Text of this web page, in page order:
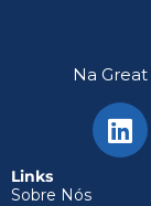
Na
Links
Sobre Nós